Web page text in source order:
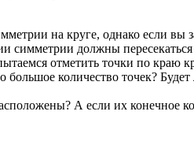
на круге, однако если вы
симметрии должны
отметить точки по краю
количество точек?
А если их конечное